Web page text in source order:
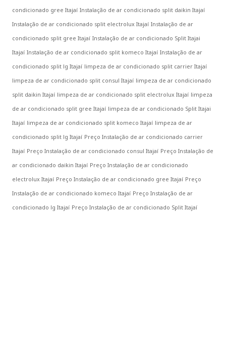
condicionado gree Itajaí Instalação de ar condicionado split daikin Itajaí
Instalação de ar condicionado split electrolux Itajaí Instalação de ar
condicionado split gree Itajaí Instalação de ar condicionado Split Itajai
Itajaí Instalação de ar condicionado split komeco Itajaí Instalação de ar
condicionado split lg Itajaí limpeza de ar condicionado split carrier Itajaí
limpeza de ar condicionado split consul Itajaí limpeza de ar condicionado
split daikin Itajaí limpeza de ar condicionado split electrolux Itajaí limpeza
de ar condicionado split gree Itajaí limpeza de ar condicionado Split Itajai
Itajaí limpeza de ar condicionado split komeco Itajaí limpeza de ar
condicionado split lg Itajaí Preço Instalação de ar condicionado carrier
Itajaí Preço Instalação de ar condicionado consul Itajaí Preço Instalação de
ar condicionado daikin Itajaí Preço Instalação de ar condicionado
electrolux Itajaí Preço Instalação de ar condicionado gree Itajaí Preço
Instalação de ar condicionado komeco Itajaí Preço Instalação de ar
condicionado lg Itajaí Preço Instalação de ar condicionado Split Itajaí